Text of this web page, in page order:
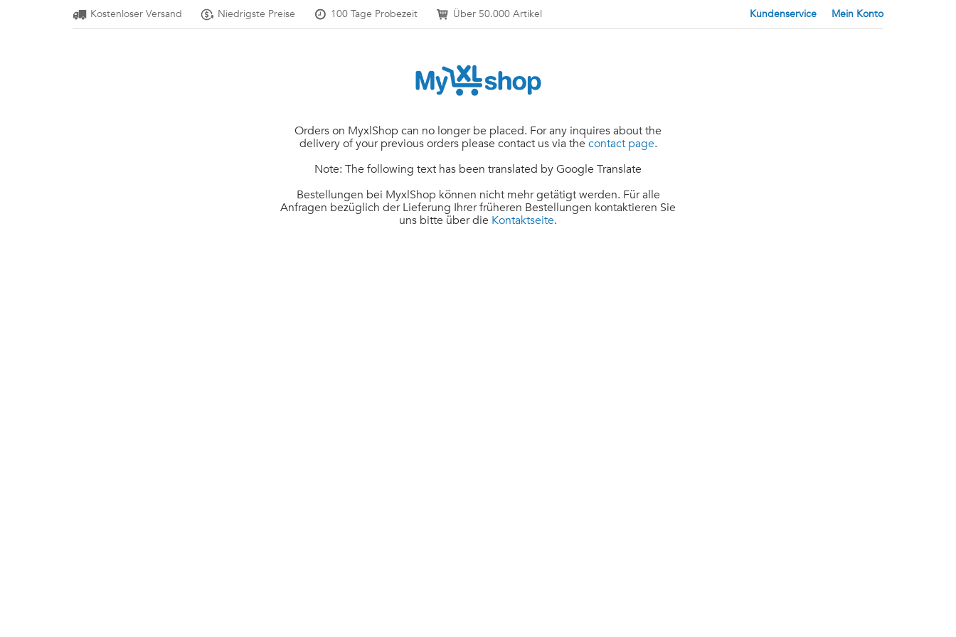
Kostenloser Versand Niedrigste Preise 100 Tage Probezeit Über 50.000 Artikel Kundenservice Mein Konto
Orders on MyxlShop can no longer be placed. For any inquires about the
delivery of your previous orders please contact us via the contact page.
Note: The following text has been translated by Google Translate
Bestellungen bei MyxlShop können nicht mehr getätigt werden. Für alle
Anfragen bezüglich der Lieferung Ihrer früheren Bestellungen kontaktieren Sie
uns bitte über die Kontaktseite.